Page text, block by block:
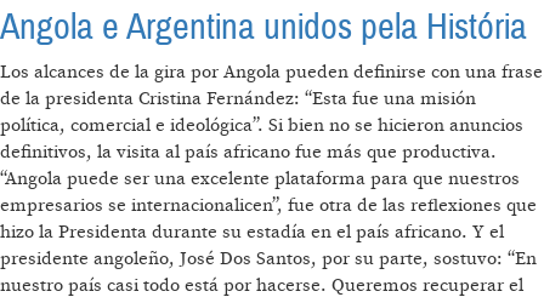
Angola e Argentina unidos pela História
Los alcances de la gira por Angola pueden definirse con una frase
de la presidenta Cristina Fernández: “Esta fue una misión
política, comercial e ideológica”. Si bien no se hicieron anuncios
definitivos, la visita al país africano fue más que productiva.
“Angola puede ser una excelente plataforma para que nuestros
empresarios se internacionalicen”, fue otra de las reflexiones que
hizo la Presidenta durante su estadía en el país africano. Y el
presidente angoleño, José Dos Santos, por su parte, sostuvo: “En
nuestro país casi todo está por hacerse. Queremos recuperar el